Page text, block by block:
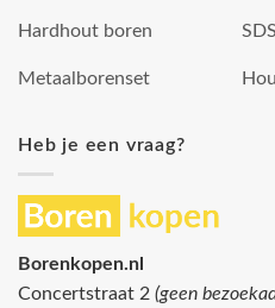
Hardhout boren
Metaalborenset
Heb je een vraag?
Borenkopen.nl
Concertstraat 2 (geen